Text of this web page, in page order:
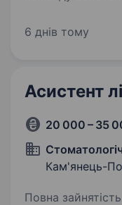
6 днів тому
Асистент
20 000 – 35
Кам'янець-
Повна зайнятість.